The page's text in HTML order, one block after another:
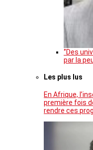
‘’Des
par la
Les plus lus
En Afrique,
première fois
rendre ces